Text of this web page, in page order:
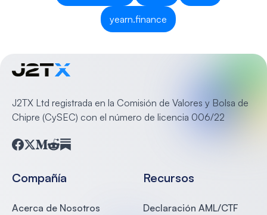
yearn.finance
J2TX Ltd registrada en la Comisión de Valores y Bolsa de
Chipre (CySEC) con el número de licencia 006/22
Compañía
Acerca de Nosotros
Recursos
Declaración AML/CTF